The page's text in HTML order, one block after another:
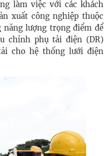
làm việc với các khách
xuất công nghiệp thuộc
năng lượng trọng điểm để
chỉnh phụ tải điện (DR)
cho hệ thống lưới điện